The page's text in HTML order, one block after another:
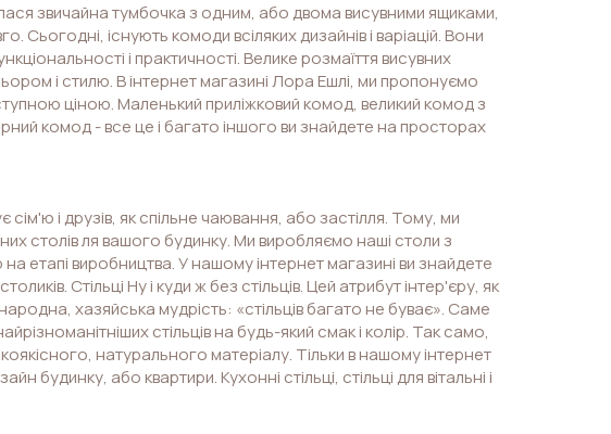
звичайна тумбочка з одним, або двома висувними ящиками,
Сьогодні, існують комоди всіляких дизайнів і варіацій. Вони
і практичності. Велике розмаїття висувних
і стилю. В інтернет магазині Лора Ешлі, ми пропонуємо
ціною. Маленький приліжковий комод, великий комод з
комод - все це і багато іншого ви знайдете на просторах
і друзів, як спільне чаювання, або застілля. Тому, ми
столів ля вашого будинку. Ми виробляємо наші столи з
етапі виробництва. У нашому інтернет магазині ви знайдете
Стільці Ну і куди ж без стільців. Цей атрибут інтер'єру, як
хазяйська мудрість: «стільців багато не буває». Саме
стільців на будь-який смак і колір. Так само,
натурального матеріалу. Тільки в нашому інтернет
будинку, або квартири. Кухонні стільці, стільці для вітальні і